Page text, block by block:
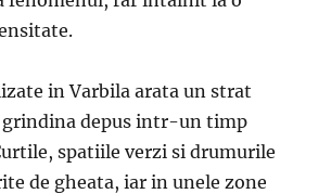
in Varbila arata un strat
grindina depus intr-un timp
spatiile verzi si drumurile
de gheata, iar in unele zone